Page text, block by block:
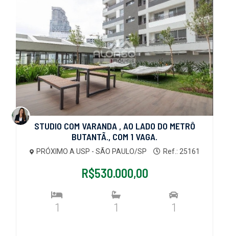
STUDIO COM VARANDA , AO LADO DO METRÔ
BUTANTÃ., COM 1 VAGA.
PRÓXIMO A USP - SÃO PAULO/SP Ref.: 25161
R$530.000,00
1 1 1